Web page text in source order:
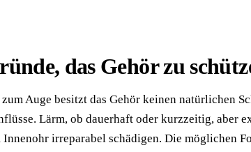
das Gehör zu
Auge besitzt das Gehör keinen natürlichen
Lärm, ob dauerhaft oder kurzzeitig, aber
irreparabel schädigen. Die möglichen